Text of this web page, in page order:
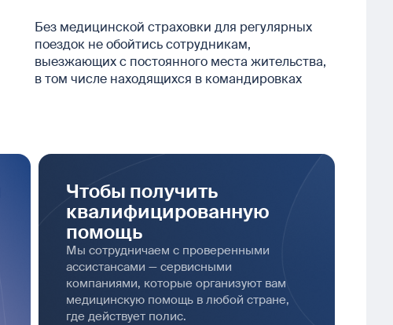
Без медицинской страховки для регулярных
поездок не обойтись сотрудникам,
выезжающих с постоянного места жительства,
в том числе находящихся в командировках
Чтобы получить
квалифицированную
помощь
Мы сотрудничаем с проверенными
ассистансами — сервисными
компаниями, которые организуют вам
медицинскую помощь в любой стране,
где действует полис.